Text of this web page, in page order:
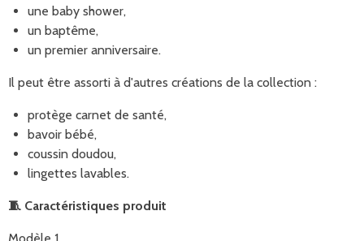
une baby shower,
un baptême,
un premier anniversaire.
Il peut être assorti à d'autres créations de la collection :
protège carnet de santé,
bavoir bébé,
coussin doudou,
lingettes lavables.
🧵 Caractéristiques produit